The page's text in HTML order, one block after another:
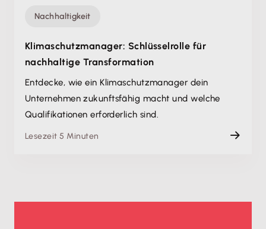
Nachhaltigkeit
Klimaschutzmanager: Schlüsselrolle für
nachhaltige Transformation
Entdecke, wie ein Klimaschutzmanager dein
Unternehmen zukunftsfähig macht und welche
Qualifikationen erforderlich sind.
Lesezeit 5 Minuten